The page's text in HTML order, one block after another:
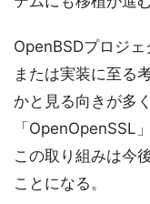
OpenBSDプロジェ
または実装に至る
かと見る向きが多
「OpenOpenSSL
この取り組みは今
ことになる。